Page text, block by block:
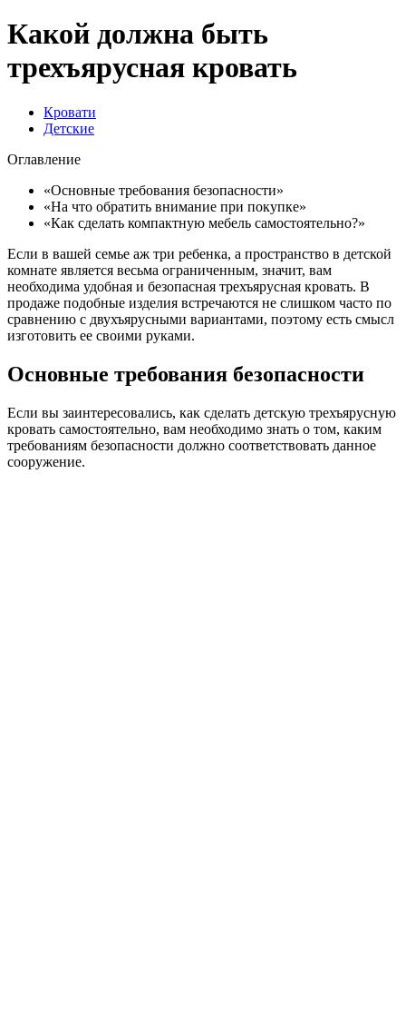
Какой должна быть
трехъярусная кровать
Кровати
Детские
Оглавление
«Основные требования безопасности»
«На что обратить внимание при покупке»
«Как сделать компактную мебель самостоятельно?»
Если в вашей семье аж три ребенка, а пространство в детской
комнате является весьма ограниченным, значит, вам
необходима удобная и безопасная трехъярусная кровать. В
продаже подобные изделия встречаются не слишком часто по
сравнению с двухъярусными вариантами, поэтому есть смысл
изготовить ее своими руками.
Основные требования безопасности
Если вы заинтересовались, как сделать детскую трехъярусную
кровать самостоятельно, вам необходимо знать о том, каким
требованиям безопасности должно соответствовать данное
сооружение.